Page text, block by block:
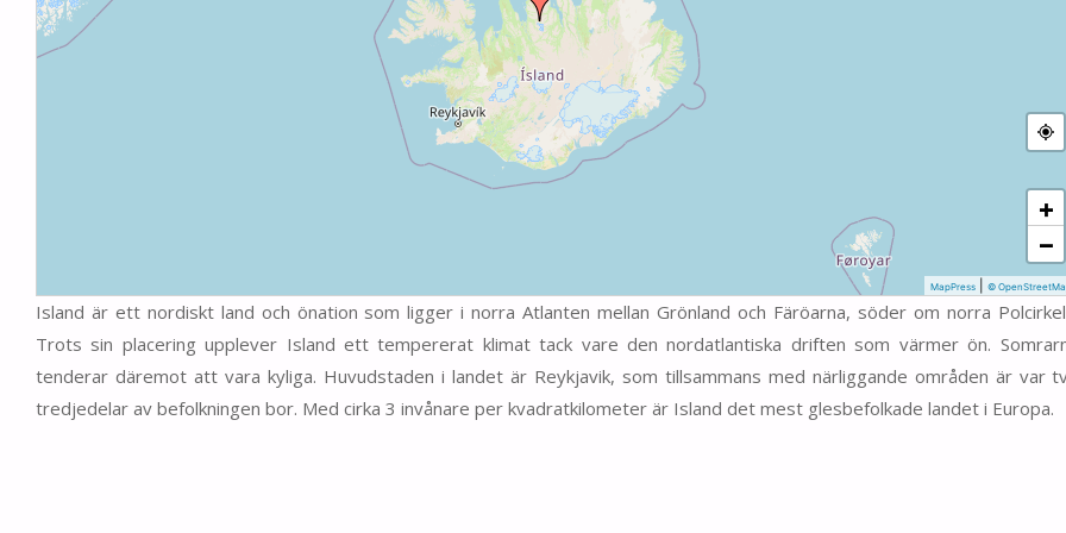
+
−
MapPress| ©
Island är ett nordiskt land och önation som ligger i norra Atlanten mellan Grönland och Färöarna, söder om norra
Trots sin placering upplever Island ett tempererat klimat tack vare den nordatlantiska driften som värmer ön.
tenderar däremot att vara kyliga. Huvudstaden i landet är Reykjavik, som tillsammans med närliggande områden är var
tredjedelar av befolkningen bor. Med cirka 3 invånare per kvadratkilometer är Island det mest glesbefolkade landet i Europa.